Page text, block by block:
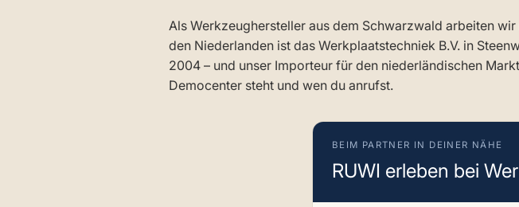
Als Werkzeughersteller aus dem Schwarzwald arbeiten
den Niederlanden ist das Werkplaatstechniek B.V. in
2004 – und unser Importeur für den niederländischen
Democenter steht und wen du anrufst.
BEIM PARTNER IN DEINER NÄHE
RUWI erleben bei